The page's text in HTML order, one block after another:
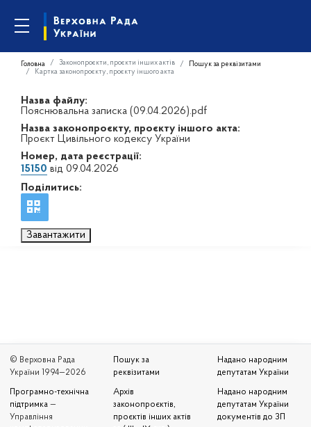
Головна Законопроєкти, проєкти інших актів
Пошук за реквізитами
Картка законопроєкту, проєкту іншого акта
Назва файлу:
Пояснювальна записка (09.04.2026).pdf
Назва законопроєкту, проєкту іншого акта:
Проєкт Цивільного кодексу України
Номер, дата реєстрації:
15150 від 09.04.2026
Поділитись:
Завантажити
© Верховна Рада
України 1994—2026
Програмно-технічна
підтримка —
Управління
Пошук за
реквізитами
Архів
законопроєктів,
проєктів інших актів
Надано народним
депутатам України
Надано народним
депутатам України
документів до ЗП